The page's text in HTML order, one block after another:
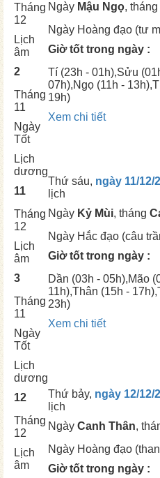
Tháng
12
Lịch
âm
2
Tháng
11
Ngày
Tốt
Ngày Mậu Ngọ, tháng
Ngày Hoàng đạo (tư
Giờ tốt trong ngày :
Tí (23h - 01h),Sửu
07h),Ngọ (11h - 13h),
19h)
Xem chi tiết
Lịch
dương
11
Tháng
12
Lịch
âm
3
Tháng
11
Ngày
Tốt
Thứ sáu, ngày 11/12/
lịch
Ngày Kỷ Mùi, tháng
Ngày Hắc đạo (câu
Giờ tốt trong ngày :
Dần (03h - 05h),Mão
11h),Thân (15h - 17h),
23h)
Xem chi tiết
Lịch
dương
12
Tháng
12
Lịch
âm
Thứ bảy, ngày 12/12/
lịch
Ngày Canh Thân,
Ngày Hoàng đạo
Giờ tốt trong ngày :